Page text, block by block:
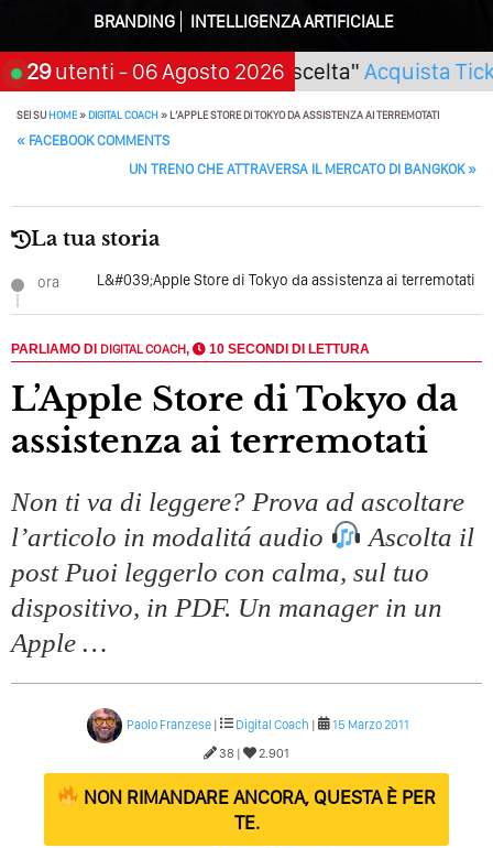
Algoritmi Predittivi
Quale Sarà Il Futuro Della Tua Azienda? Lo Decidi
Adesso Con I Social Media, L’AI E I Contenuti…
Perché Pubblicare Non Basta Più? Contenuti Di Valore O
Tutto Peggiorerà
Quali Sono Gli Errori Della Comunicazione Politica? Il
Caso Delle Braccia Incrociate
Come Promuoversi Nel Wedding? Il Mio Intervento Per
L’Accademia Del Wedding
BRANDING
INTELLIGENZA ARTIFICIALE
29utenti - 06 Agosto 2026
Seminario "SarAI tu la scelta"Acquista Ticket
SEI SUHOME»DIGITAL COACH»L’APPLE STORE DI TOKYO DA ASSISTENZA AI TERREMOTATI
POST NAVIGATION
« FACEBOOK COMMENTS
UN TRENO CHE ATTRAVERSA IL MERCATO DI BANGKOK»
La tua storia
ora L&#039;Apple Store di Tokyo da assistenza ai terremotati
PARLIAMO DI DIGITAL COACH, 10 SECONDI DI LETTURA
L’Apple Store di Tokyo da
assistenza ai terremotati
Non ti va di leggere? Prova ad ascoltare
l’articolo in modalitá audio
Ascolta il
post Puoi leggerlo con calma, sul tuo
dispositivo, in PDF. Un manager in un
Apple …
Paolo Franzese| Digital Coach |
15 Marzo 2011
38 |
2.901
NON RIMANDARE ANCORA, QUESTA È PER
TE.